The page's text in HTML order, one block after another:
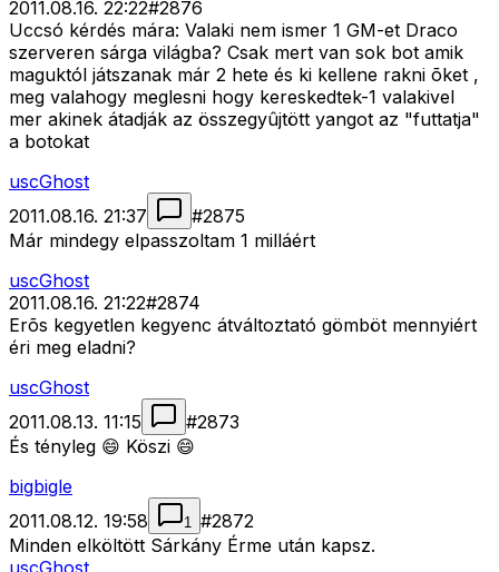
2011.08.16. 22:22#2876
Uccsó kérdés mára: Valaki nem ismer 1 GM-et Draco
szerveren sárga világba? Csak mert van sok bot amik
maguktól játszanak már 2 hete és ki kellene rakni õket ,
meg valahogy meglesni hogy kereskedtek-1 valakivel
mer akinek átadják az összegyûjtött yangot az "futtatja"
a botokat
uscGhost
2011.08.16. 21:37
#2875
Már mindegy elpasszoltam 1 milláért
uscGhost
2011.08.16. 21:22#2874
Erõs kegyetlen kegyenc átváltoztató gömböt mennyiért
éri meg eladni?
uscGhost
2011.08.13. 11:15
#2873
És tényleg 😄 Köszi 😄
bigbigle
2011.08.12. 19:58
1 #2872
Minden elköltött Sárkány Érme után kapsz.